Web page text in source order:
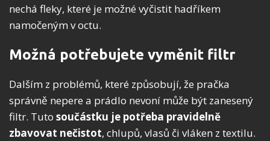
nechá fleky, které je možné vyčistit hadříkem
namočeným v octu.
Možná potřebujete vyměnit filtr
Dalším z problémů, které způsobují, že pračka
správně nepere a prádlo nevoní může být zanesený
filtr. Tuto součástku je potřeba pravidelně
zbavovat nečistot, chlupů, vlasů či vláken z textilu.